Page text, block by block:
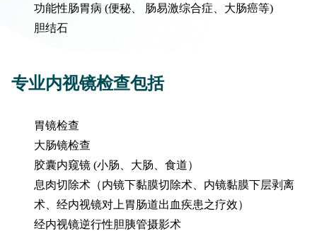
功能性肠胃病 (便秘、 肠易激综合症、大肠癌等)
胆结石
专业内视镜检查包括
胃镜检查
大肠镜检查
胶囊内窥镜 (小肠、大肠、食道）
息肉切除术（内镜下黏膜切除术、内镜黏膜下层剥离
术、经内视镜对上胃肠道出血疾患之疗效）
经内视镜逆行性胆胰管摄影术